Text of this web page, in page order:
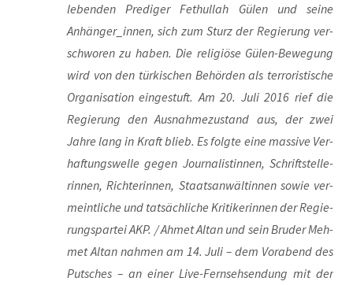
leben­den Pre­di­ger Fet­hul­lah Gülen und sei­ne
Anhänger_innen, sich zum Sturz der Regie­rung ver­
schwo­ren zu haben. Die reli­giö­se Gülen-Bewe­gung
wird von den tür­ki­schen Behör­den als ter­ro­ris­ti­sche
Orga­ni­sa­ti­on ein­ge­stuft. Am 20. Juli 2016 rief die
Regie­rung den Aus­nah­me­zu­stand aus, der zwei
Jah­re lang in Kraft blieb. Es folg­te eine mas­si­ve Ver­
haf­tungs­wel­le gegen Jour­na­lis­tin­nen, Schrift­stel­le­
rin­nen, Rich­te­rin­nen, Staats­an­wäl­tin­nen sowie ver­
meint­li­che und tat­säch­li­che Kri­ti­ke­rin­nen der Regie­
rungs­par­tei AKP. / Ahmet Altan und sein Bru­der Meh­
met Altan nah­men am 14. Juli – dem Vor­abend des
Put­sches – an einer Live-Fern­seh­sen­dung mit der